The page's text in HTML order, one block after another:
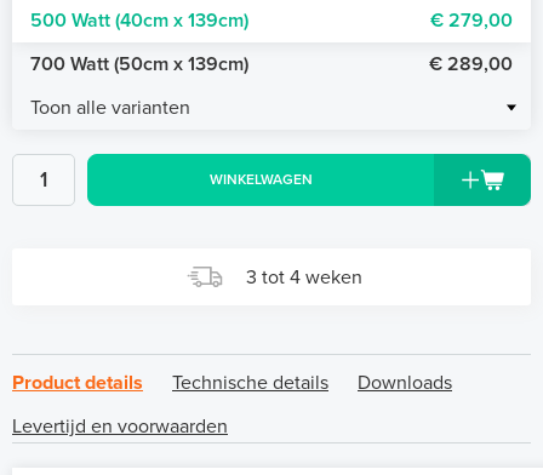
500 Watt (40cm x 139cm)
€ 279,00
700 Watt (50cm x 139cm)
€ 289,00
Toon alle varianten
WINKELWAGEN
3 tot 4 weken
Product details Technische details
Downloads
Levertijd en voorwaarden